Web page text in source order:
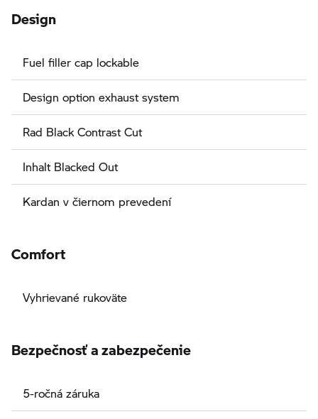
Design
Fuel filler cap lockable
Design option exhaust system
Rad Black Contrast Cut
Inhalt Blacked Out
Kardan v čiernom prevedení
Comfort
Vyhrievané rukoväte
Bezpečnosť a zabezpečenie
5-ročná záruka